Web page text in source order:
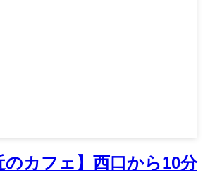
のカフェ】西口から10分